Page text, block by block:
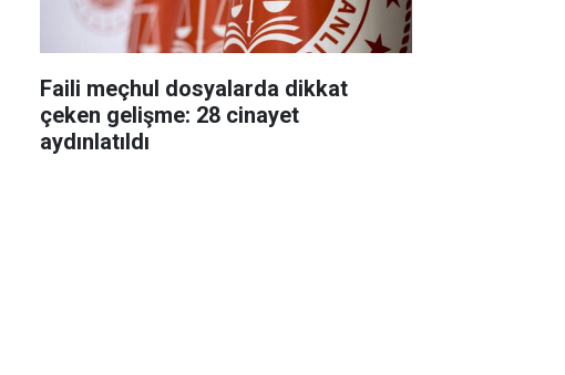
Faili meçhul dosyalarda dikkat
çeken gelişme: 28 cinayet
aydınlatıldı